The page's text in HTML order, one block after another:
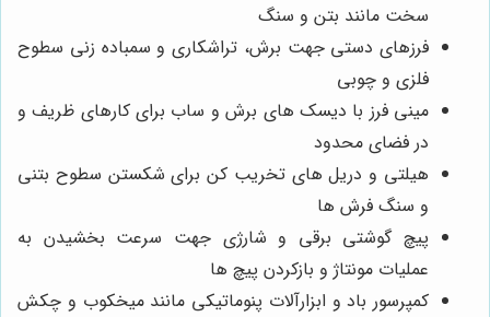
سخت مانند بتن و سنگ
فرزهای دستی جهت برش، تراشکاری و سمباده زنی سطوح
فلزی و چوبی
مینی فرز با دیسک های برش و ساب برای کارهای ظریف و
در فضای محدود
هیلتی و دریل های تخریب کن برای شکستن سطوح بتنی
و سنگ فرش ها
پیچ گوشتی برقی و شارژی جهت سرعت بخشیدن به
عملیات مونتاژ و بازکردن پیچ ها
کمپرسور باد و ابزارآلات پنوماتیکی مانند میخکوب و چکش